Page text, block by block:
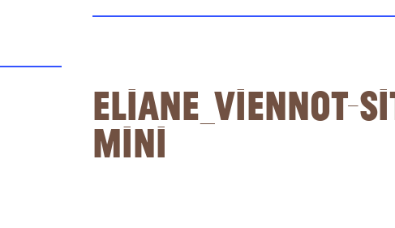
Eliane_Viennot-
mini